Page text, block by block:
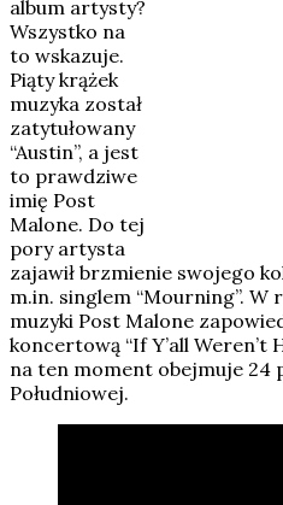
album artysty?
Wszystko na
to wskazuje.
Piąty krążek
muzyka został
zatytułowany
“Austin”, a jest
to prawdziwe
imię Post
Malone. Do tej
pory artysta
zajawił brzmienie swojego
m.in. singlem “Mourning”.
muzyki Post Malone
koncertową “If Y’all Weren’t
na ten moment obejmuje 24
Południowej.